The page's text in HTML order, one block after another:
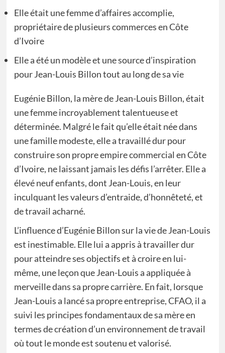
Elle était une femme d’affaires accomplie,
propriétaire de plusieurs commerces en Côte
d’Ivoire
Elle a été un modèle et une source d’inspiration
pour Jean-Louis Billon tout au long de sa vie
Eugénie Billon, la mère de Jean-Louis Billon, était
une femme incroyablement talentueuse et
déterminée. Malgré le fait qu’elle était née dans
une famille modeste, elle a travaillé dur pour
construire son propre empire commercial en Côte
d’Ivoire, ne laissant jamais les défis l’arrêter. Elle a
élevé neuf enfants, dont Jean-Louis, en leur
inculquant les valeurs d’entraide, d’honnêteté, et
de travail acharné.
L’influence d’Eugénie Billon sur la vie de Jean-Louis
est inestimable. Elle lui a appris à travailler dur
pour atteindre ses objectifs et à croire en lui-
même, une leçon que Jean-Louis a appliquée à
merveille dans sa propre carrière. En fait, lorsque
Jean-Louis a lancé sa propre entreprise, CFAO, il a
suivi les principes fondamentaux de sa mère en
termes de création d’un environnement de travail
où tout le monde est soutenu et valorisé.